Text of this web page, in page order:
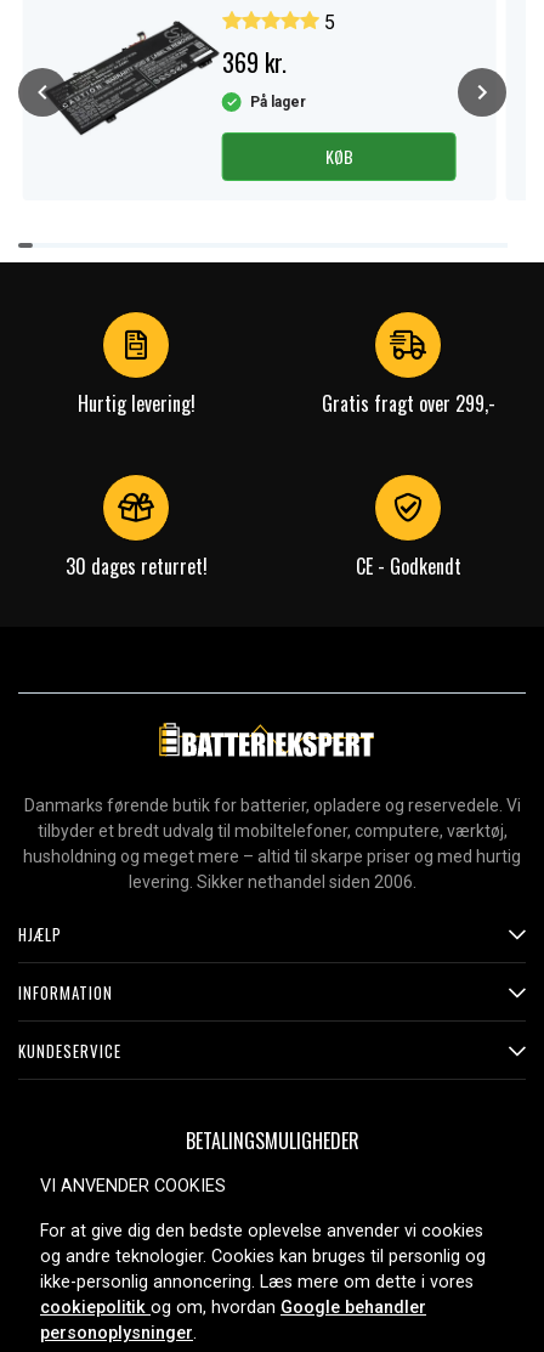
5
369 kr.
På lager
KØB
Item
1
Hurtig levering! Gratis fragt over 299,-
30 dages returret! CE - Godkendt
Danmarks førende butik for batterier, opladere og reservedele. Vi
tilbyder et bredt udvalg til mobiltelefoner, computere, værktøj,
husholdning og meget mere – altid til skarpe priser og med hurtig
levering. Sikker nethandel siden 2006.
HJÆLP
INFORMATION
KUNDESERVICE
BETALINGSMULIGHEDER
LEVERINGSMULIGHEDER
VI ANVENDER COOKIES
For at give dig den bedste oplevelse anvender vi cookies
og andre teknologier. Cookies kan bruges til personlig og
ikke-personlig annoncering. Læs mere om dette i vores
cookiepolitik og om, hvordan Google behandler
personoplysninger.